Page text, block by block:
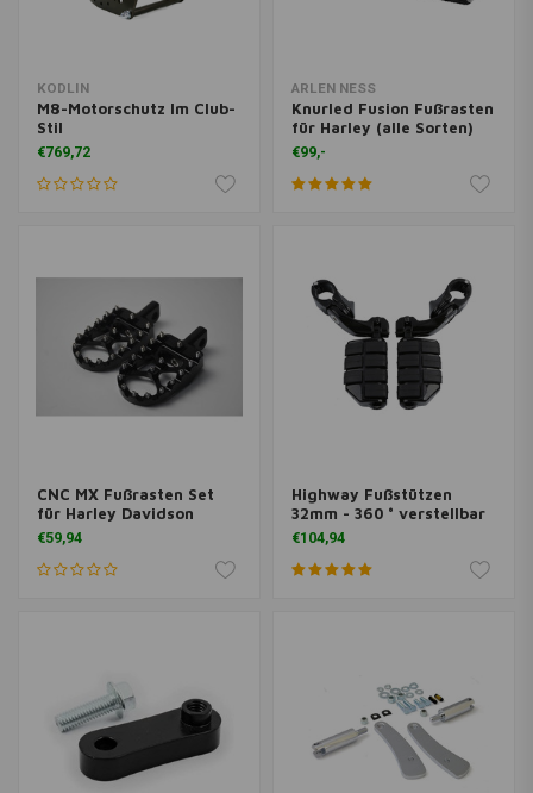
KODLIN
M8-Motorschutz Im Club-
Stil
€769,72
ARLEN NESS
Knurled Fusion Fußrasten
für Harley (alle Sorten)
€99,-
CNC MX Fußrasten Set
für Harley Davidson
€59,94
Highway Fußstützen
32mm - 360 ° verstellbar
€104,94